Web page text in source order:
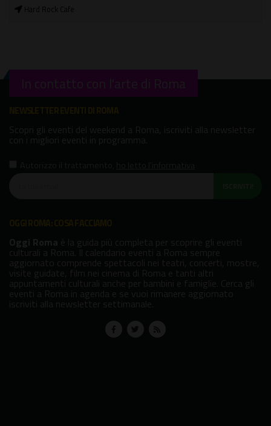
Museo Wunderkammer "Artificialia"
In contatto con l'arte di Roma